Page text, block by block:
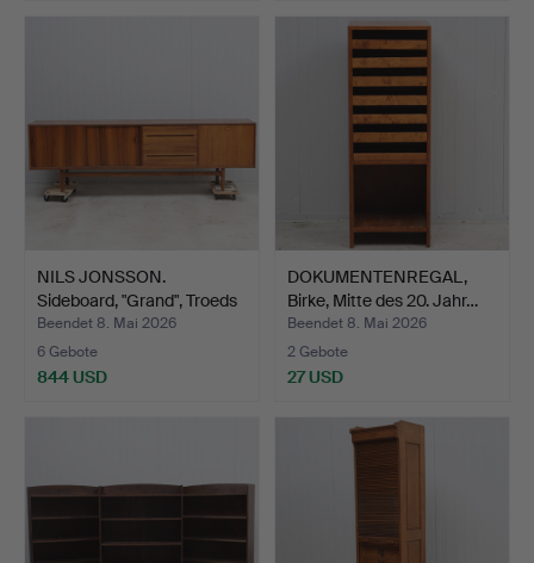
NILS JONSSON.
Sideboard, "Grand", Troeds
I…
Beendet 8. Mai 2026
6 Gebote
844 USD
DOKUMENTENREGAL,
Birke, Mitte des 20. Jahr…
Beendet 8. Mai 2026
2 Gebote
27 USD